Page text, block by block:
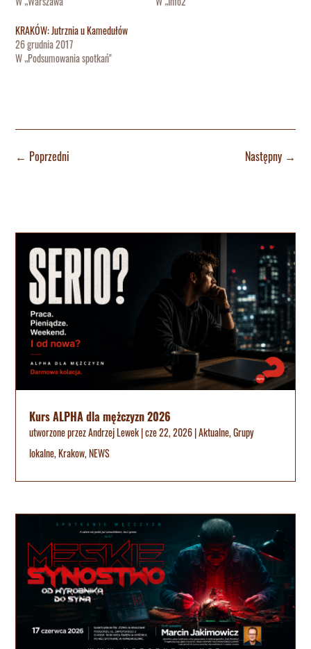
KRAKÓW: Jutrznia u Kamedułów
26 grudnia 2017
W „Podsumowania spotkań"
← Poprzedni Następny→
Kurs ALPHA dla mężczyzn 2026
utworzone przezAndrzej Lewek|cze 22, 2026|Aktualne,Grupy
lokalne,Krakow,NEWS